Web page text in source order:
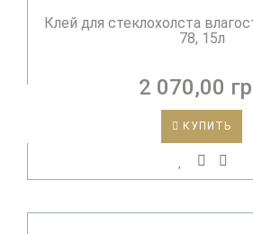
Клей для стеклохолста
78, 15л
2 070,00
КУПИТЬ